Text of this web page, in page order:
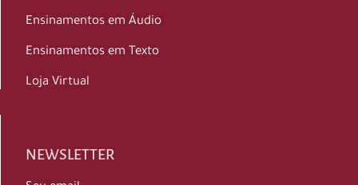
Ensinamentos em Áudio
Ensinamentos em Texto
Loja Virtual
NEWSLETTER